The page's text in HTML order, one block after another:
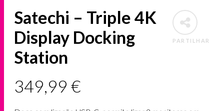
PARTILHAR
Satechi – Triple 4K
Display Docking
Station
349,99€